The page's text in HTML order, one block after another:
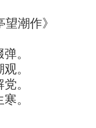
潮作》
。
。
。
。